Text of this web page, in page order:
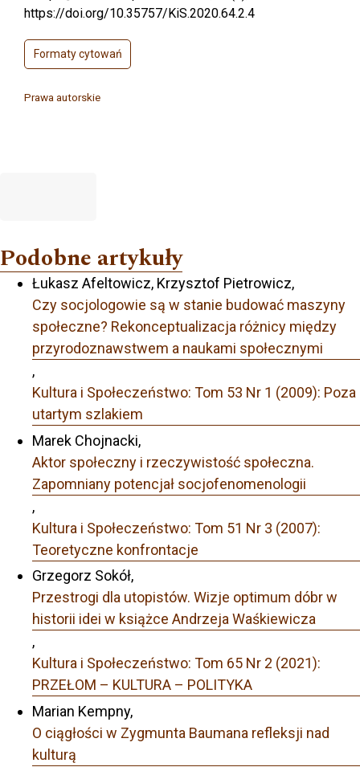
https://doi.org/10.35757/KiS.2020.64.2.4
Formaty cytowań
Prawa autorskie
Podobne artykuły
Łukasz Afeltowicz, Krzysztof Pietrowicz,
Czy socjologowie są w stanie budować maszyny
społeczne? Rekonceptualizacja różnicy między
przyrodoznawstwem a naukami społecznymi
,
Kultura i Społeczeństwo: Tom 53 Nr 1 (2009): Poza
utartym szlakiem
Marek Chojnacki,
Aktor społeczny i rzeczywistość społeczna.
Zapomniany potencjał socjofenomenologii
,
Kultura i Społeczeństwo: Tom 51 Nr 3 (2007):
Teoretyczne konfrontacje
Grzegorz Sokół,
Przestrogi dla utopistów. Wizje optimum dóbr w
historii idei w książce Andrzeja Waśkiewicza
,
Kultura i Społeczeństwo: Tom 65 Nr 2 (2021):
PRZEŁOM – KULTURA – POLITYKA
Marian Kempny,
O ciągłości w Zygmunta Baumana refleksji nad
kulturą